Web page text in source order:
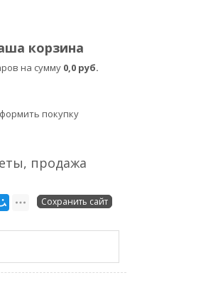
корзина
на сумму 0,0 руб.
покупку
продажа
Сохранить сайт